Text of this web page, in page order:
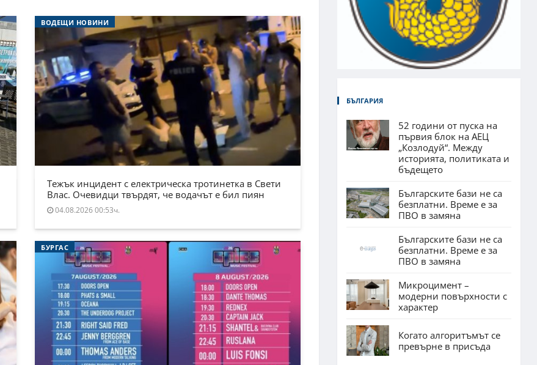
ВОДЕЩИ НОВИНИ
Тежък инцидент с електрическа тротинетка в Свети
Влас. Очевидци твърдят, че водачът е бил пиян
04.08.2026 00:53ч.
БУРГАС
БЪЛГАРИЯ
52 години от пуска на
първия блок на АЕЦ
„Козлодуй“. Между
историята, политиката и
бъдещето
Българските бази не са
безплатни. Време е за
ПВО в замяна
Българските бази не са
безплатни. Време е за
ПВО в замяна
Микроцимент –
модерни повърхности с
характер
Когато алгоритъмът се
превърне в присъда